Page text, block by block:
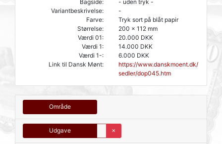
Bagside:
- uden tryk -
Variantbeskrivelse:
-
Farve:
Tryk sort på blåt papir
Størrelse:
200 x 112 mm
Værdi 01:
20.000 DKK
Værdi 1:
14.000 DKK
Værdi 1-:
6.000 DKK
Link til Dansk Mønt:
https://www.danskmoent.dk/
sedler/dop045.htm
Område
Udgave ✗